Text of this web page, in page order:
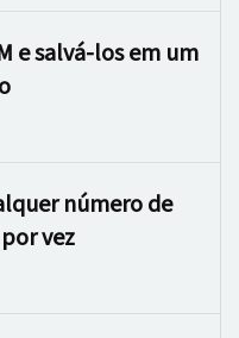
e salvá-los em um
número de
vez